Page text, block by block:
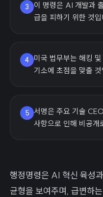
3
이 명령은 AI 개발과
급을 피하기 위한 것입
4
미국 법무부는 해킹
기소에 초점을 맞출 것
5 서명은 주요 기술
사항으로 인해 비공개
행정명령은 AI 혁신 육성
균형을 보여주며, 급변하